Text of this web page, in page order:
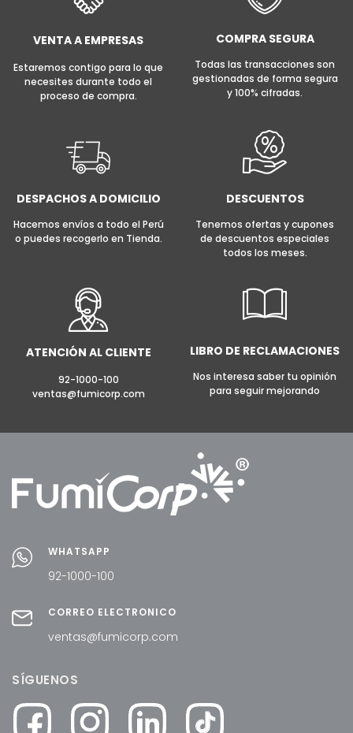
VENTA A EMPRESAS
Estaremos contigo para lo que
necesites durante todo el
proceso de compra.
COMPRA SEGURA
Todas las transacciones son
gestionadas de forma segura
y 100% cifradas.
DESPACHOS A DOMICILIO
Hacemos envíos a todo el Perú
o puedes recogerlo en Tienda.
DESCUENTOS
Tenemos ofertas y cupones
de descuentos especiales
todos los meses.
ATENCIÓN AL CLIENTE
92-1000-100
ventas@fumicorp.com
LIBRO DE RECLAMACIONES
Nos interesa saber tu opinión
para seguir mejorando
WHATSAPP
92-1000-100
CORREO ELECTRÓNICO
ventas@fumicorp.com
SÍGUENOS